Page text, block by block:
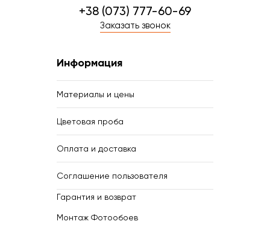
+38 (073) 777-60-69
Заказать звонок
Информация
Материалы и цены
Цветовая проба
Оплата и доставка
Соглашение пользователя
Гарантия и возврат
Монтаж Фотообоев